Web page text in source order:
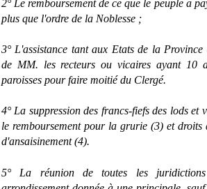
2° Le remboursement de ce que le peuple a
plus que l'ordre de la Noblesse ;
3° L'assistance tant aux Etats de la
de MM. les recteurs ou vicaires ayant 10
paroisses pour faire moitié du Clergé.
4° La suppression des francs-fiefs des lods et
le remboursement pour la grurie (3) et droits
d'ansaisinement (4).
5° La réunion de toutes les